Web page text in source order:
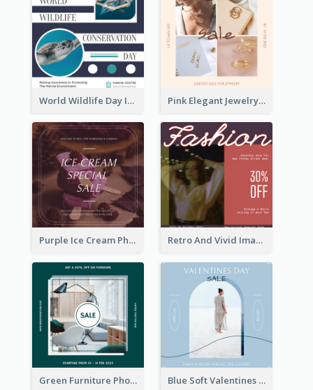
World Wildlife Day Instagram Post Pink Elegant Jewelry Sale Valentines Day Instagram Post
Purple Ice Cream Photo Dessert Sale Instagram Post Retro And Vivid Image Instagram Post Design Idea
Green Furniture Photo Furniture Sale Instagram Post Blue Soft Valentines Day Limited Sale Instagram Post